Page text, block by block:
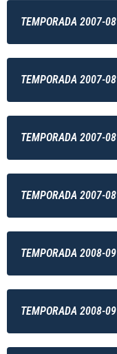
TEMPORADA 2007-08
TEMPORADA 2007-08
TEMPORADA 2007-08
TEMPORADA 2007-08
TEMPORADA 2008-09
TEMPORADA 2008-09